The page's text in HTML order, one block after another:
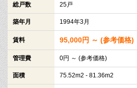
総戸数 25戸
築年月 1994年3月
賃料 95,000円 ～ (参考価格)
管理費 0円 ～ (参考価格)
面積 75.52m2 - 81.36m2